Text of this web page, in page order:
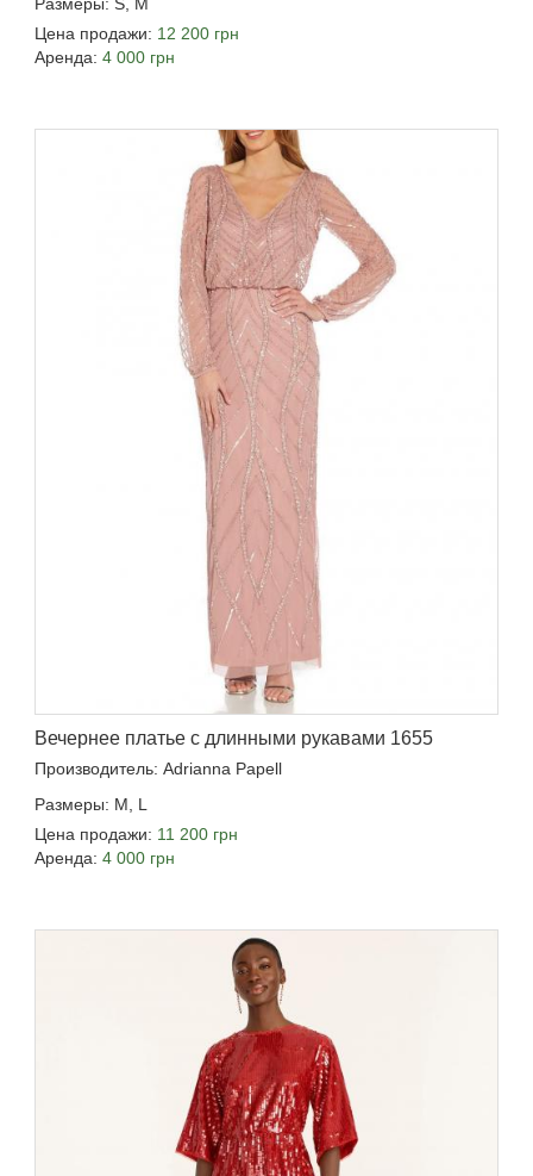
Размеры: S, M
Цена продажи: 12 200 грн
Аренда: 4 000 грн
Вечернее платье с длинными рукавами 1655
Производитель: Adrianna Papell
Размеры: M, L
Цена продажи: 11 200 грн
Аренда: 4 000 грн